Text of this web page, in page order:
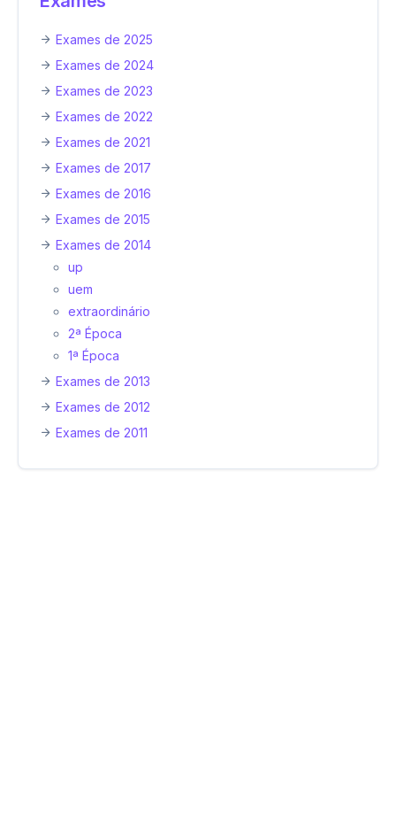
Exames de 2025
Exames de 2024
Exames de 2023
Exames de 2022
Exames de 2021
Exames de 2017
Exames de 2016
Exames de 2015
Exames de 2014
up
uem
extraordinário
2ª Época
1ª Época
Exames de 2013
Exames de 2012
Exames de 2011